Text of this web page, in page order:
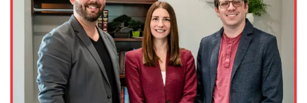
Answering Service
24/7
Office Hours
Monday
8:30 AM – 5:00
PM
Answering Service
24/7
Office Hours
Monday
8:30 AM – 5:00
PM